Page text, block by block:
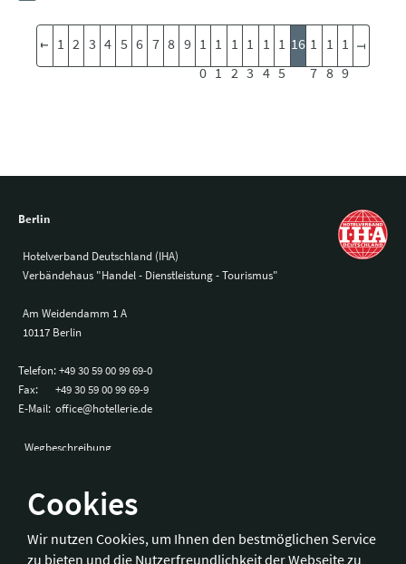
Cookies
Wir nutzen Cookies, um Ihnen den bestmöglichen Service
zu bieten und die Nutzerfreundlichkeit der Webseite zu
1 2 3 4 5 6 7 8 9 1
0
1
1
1
2
1
3
1
4
1
5
16 1
7
1
8
1
9
Berlin
Hotelverband Deutschland (IHA)
Verbändehaus "Handel - Dienstleistung - Tourismus"
Am Weidendamm 1 A
10117 Berlin
Telefon:+49 30 59 00 99 69-0
Fax:
+49 30 59 00 99 69-9
E-Mail: office@hotellerie.de
Wegbeschreibung
Hotelverband Deutschland (IHA) / IHA-Service GmbH